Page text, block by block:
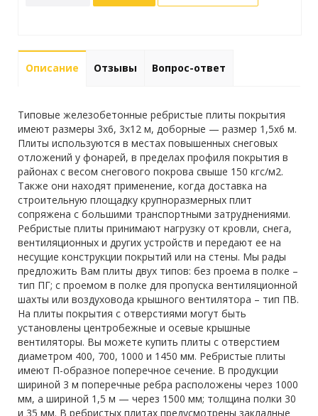
Описание Отзывы Вопрос-ответ
Типовые железобетонные ребристые плиты покрытия
имеют размеры 3х6, 3х12 м, доборные — размер 1,5х6 м.
Плиты используются в местах повышенных снеговых
отложений у фонарей, в пределах профиля покрытия в
районах с весом снегового покрова свыше 150 кгс/м2.
Также они находят применение, когда доставка на
строительную площадку крупноразмерных плит
сопряжена с большими транспортными затруднениями.
Ребристые плиты принимают нагрузку от кровли, снега,
вентиляционных и других устройств и передают ее на
несущие конструкции покрытий или на стены. Мы рады
предложить Вам плиты двух типов: без проема в полке –
тип ПГ; с проемом в полке для пропуска вентиляционной
шахты или воздуховода крышного вентилятора – тип ПВ.
На плиты покрытия с отверстиями могут быть
установлены центробежные и осевые крышные
вентиляторы. Вы можете купить плиты с отверстием
диаметром 400, 700, 1000 и 1450 мм. Ребристые плиты
имеют П-образное поперечное сечение. В продукции
шириной 3 м поперечные ребра расположены через 1000
мм, а шириной 1,5 м — через 1500 мм; толщина полки 30
и 35 мм. В ребристых плитах предусмотрены закладные